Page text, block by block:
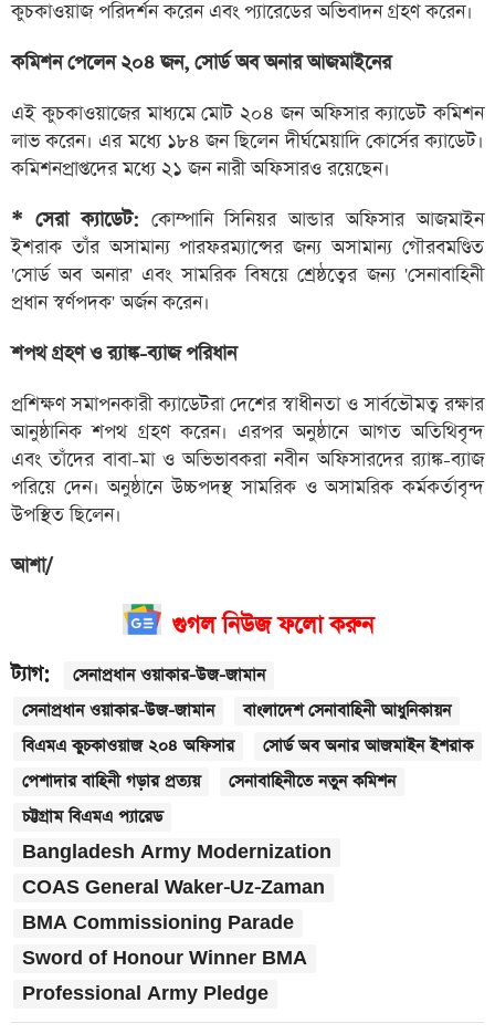
কুচকাওয়াজ পরিদর্শন করেন এবং প্যারেডের অভিবাদন গ্রহণ করেন।
কমিশন পেলেন ২০৪ জন, সোর্ড অব অনার আজমাইনের
এই কুচকাওয়াজের মাধ্যমে মোট ২০৪ জন অফিসার ক্যাডেট কমিশন
লাভ করেন। এর মধ্যে ১৮৪ জন ছিলেন দীর্ঘমেয়াদি কোর্সের ক্যাডেট।
কমিশনপ্রাপ্তদের মধ্যে ২১ জন নারী অফিসারও রয়েছেন।
* সেরা ক্যাডেট: কোম্পানি সিনিয়র আন্ডার অফিসার আজমাইন
ইশরাক তাঁর অসামান্য পারফরম্যান্সের জন্য অসামান্য গৌরবমণ্ডিত
'সোর্ড অব অনার' এবং সামরিক বিষয়ে শ্রেষ্ঠত্বের জন্য 'সেনাবাহিনী
প্রধান স্বর্ণপদক' অর্জন করেন।
শপথ গ্রহণ ও র‍্যাঙ্ক-ব্যাজ পরিধান
প্রশিক্ষণ সমাপনকারী ক্যাডেটরা দেশের স্বাধীনতা ও সার্বভৌমত্ব রক্ষার
আনুষ্ঠানিক শপথ গ্রহণ করেন। এরপর অনুষ্ঠানে আগত অতিথিবৃন্দ
এবং তাঁদের বাবা-মা ও অভিভাবকরা নবীন অফিসারদের র‍্যাঙ্ক-ব্যাজ
পরিয়ে দেন। অনুষ্ঠানে উচ্চপদস্থ সামরিক ও অসামরিক কর্মকর্তাবৃন্দ
উপস্থিত ছিলেন।
আশা/
গুগল নিউজ ফলো করুন
ট্যাগ:
সেনাপ্রধান ওয়াকার-উজ-জামান
সেনাপ্রধান ওয়াকার-উজ-জামান
বাংলাদেশ সেনাবাহিনী আধুনিকায়ন
বিএমএ কুচকাওয়াজ ২০৪ অফিসার
সোর্ড অব অনার আজমাইন ইশরাক
পেশাদার বাহিনী গড়ার প্রত্যয়
সেনাবাহিনীতে নতুন কমিশন
চট্টগ্রাম বিএমএ প্যারেড
Bangladesh Army Modernization
COAS General Waker-Uz-Zaman
BMA Commissioning Parade
Sword of Honour Winner BMA
Professional Army Pledge